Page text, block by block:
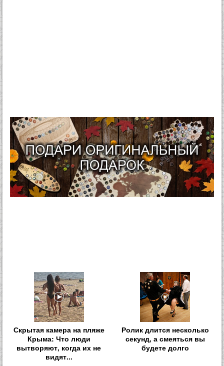
Скрытая камера на пляже
Крыма: Что люди
вытворяют, когда их не
видят...
Ролик длится несколько
секунд, а смеяться вы
будете долго